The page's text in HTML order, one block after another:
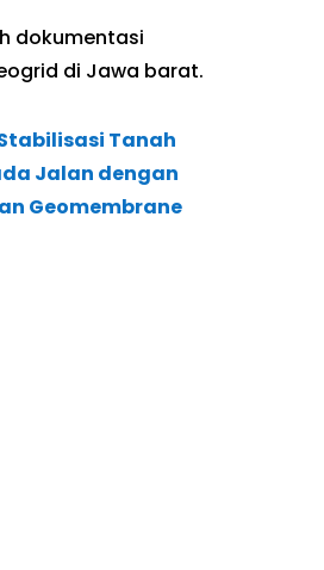
dokumentasi
di Jawa barat.
Tanah
Jalan dengan
Geomembrane